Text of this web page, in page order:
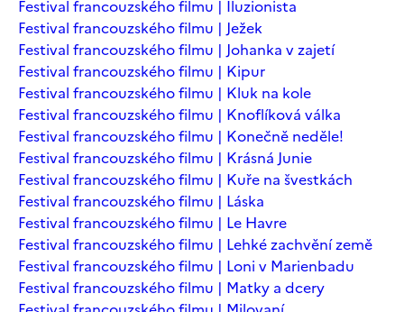
Festival francouzského filmu | Iluzionista
Festival francouzského filmu | Ježek
Festival francouzského filmu | Johanka v zajetí
Festival francouzského filmu | Kipur
Festival francouzského filmu | Kluk na kole
Festival francouzského filmu | Knoflíková válka
Festival francouzského filmu | Konečně neděle!
Festival francouzského filmu | Krásná Junie
Festival francouzského filmu | Kuře na švestkách
Festival francouzského filmu | Láska
Festival francouzského filmu | Le Havre
Festival francouzského filmu | Lehké zachvění země
Festival francouzského filmu | Loni v Marienbadu
Festival francouzského filmu | Matky a dcery